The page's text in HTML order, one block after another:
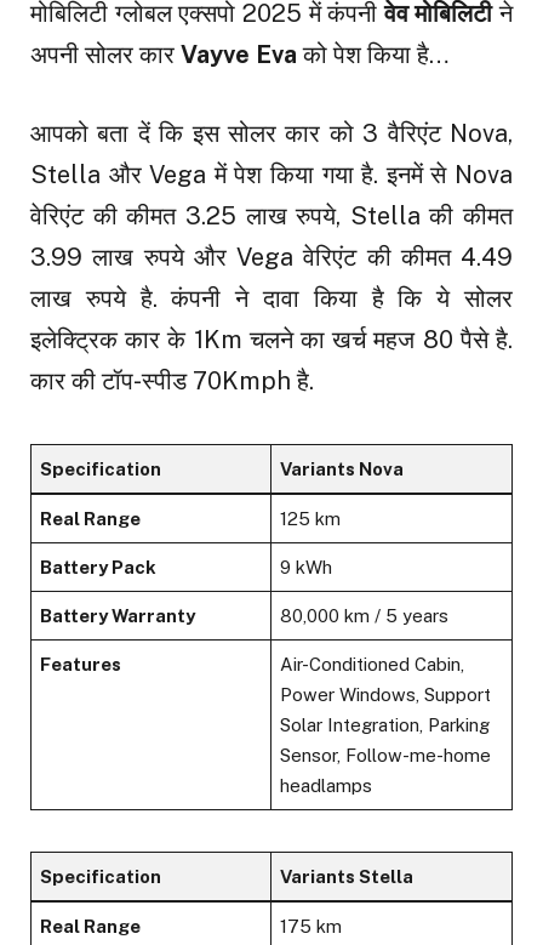
मोबिलिटी ग्लोबल एक्सपो 2025 में कंपनीवेव मोबिलिटीने
अपनी सोलर कार Vayve Eva को पेश किया है…
आपको बता दें कि इस सोलर कार को 3 वैरिएंट Nova,
Stella और Vega में पेश किया गया है. इनमें से Nova
वेरिएंट की कीमत 3.25 लाख रुपये, Stella की कीमत
3.99 लाख रुपये और Vega वेरिएंट की कीमत 4.49
लाख रुपये है. कंपनी ने दावा किया है कि ये सोलर
इलेक्ट्रिक कार के 1Km चलने का खर्च महज 80 पैसे है.
कार की टॉप-स्पीड 70Kmph है.
Specification Variants Nova
Real Range 125 km
Battery Pack 9 kWh
Battery Warranty 80,000 km / 5 years
Features
Air-Conditioned Cabin,
Power Windows, Support
Solar Integration, Parking
Sensor, Follow-me-home
headlamps
Specification Variants Stella
Real Range 175 km